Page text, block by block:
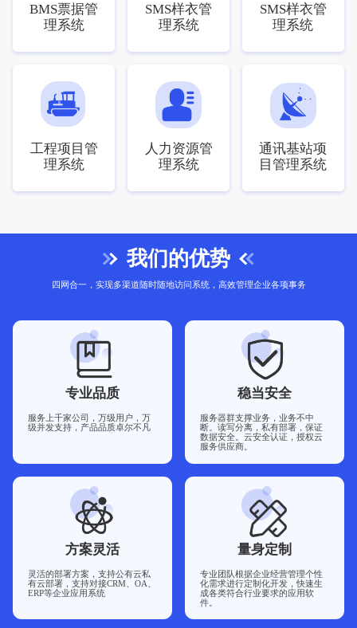
BMS票据管
理系统
SMS样衣管
理系统
SMS样衣管
理系统
工程项目管
理系统
人力资源管
理系统
通讯基站项
目管理系统
我们的优势
四网合一，实现多渠道随时随地访问系统，高效管理企业各项事务
专业品质
服务上千家公司，万级用户，万
级并发支持，产品品质卓尔不凡
稳当安全
服务器群支撑业务，业务不中
断。读写分离，私有部署，保证
数据安全。云安全认证，授权云
服务供应商。
方案灵活
灵活的部署方案，支持公有云私
有云部署，支持对接CRM、OA、
ERP等企业应用系统
量身定制
专业团队根据企业经营管理个性
化需求进行定制化开发，快速生
成各类符合行业要求的应用软
件。